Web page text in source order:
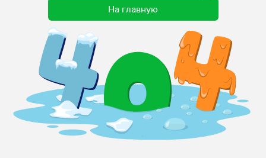
На главную